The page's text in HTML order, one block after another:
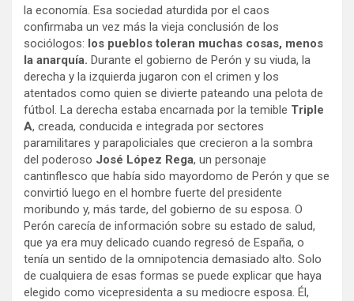
la economía. Esa sociedad aturdida por el caos
confirmaba un vez más la vieja conclusión de los
sociólogos: los pueblos toleran muchas cosas, menos
la anarquía. Durante el gobierno de Perón y su viuda, la
derecha y la izquierda jugaron con el crimen y los
atentados como quien se divierte pateando una pelota de
fútbol. La derecha estaba encarnada por la temible Triple
A, creada, conducida e integrada por sectores
paramilitares y parapoliciales que crecieron a la sombra
del poderoso José López Rega, un personaje
cantinflesco que había sido mayordomo de Perón y que se
convirtió luego en el hombre fuerte del presidente
moribundo y, más tarde, del gobierno de su esposa. O
Perón carecía de información sobre su estado de salud,
que ya era muy delicado cuando regresó de España, o
tenía un sentido de la omnipotencia demasiado alto. Solo
de cualquiera de esas formas se puede explicar que haya
elegido como vicepresidenta a su mediocre esposa. Él,